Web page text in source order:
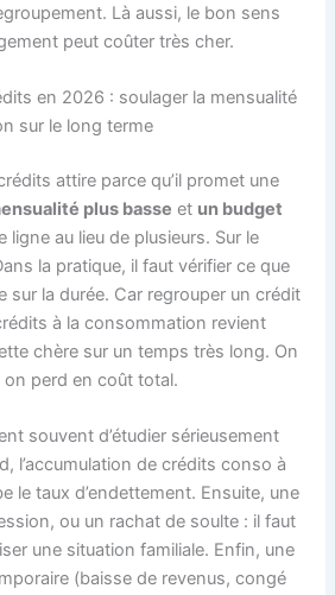
Là aussi, le bon sens
peut coûter très cher.
en 2026 : soulager la mensualité
sur le long terme
attire parce qu’il promet une
plus basse et un budget
ligne au lieu de plusieurs. Sur le
la pratique, il faut vérifier ce que
sur la durée. Car regrouper un crédit
à la consommation revient
chère sur un temps très long. On
perd en coût total.
souvent d’étudier sérieusement
l’accumulation de crédits conso à
le taux d’endettement. Ensuite, une
ou un rachat de soulte : il faut
une situation familiale. Enfin, une
(baisse de revenus, congé